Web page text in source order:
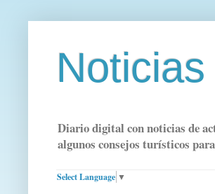
Diario digital con noticias de
algunos consejos turísticos
Select Language ▼